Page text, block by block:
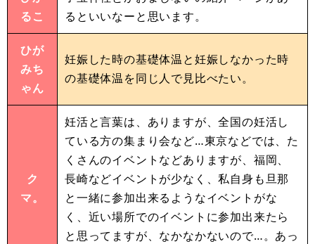
るこ
るといいなーと思います。
ひが
みち
ゃん
妊娠した時の基礎体温と妊娠しなかった時
の基礎体温を同じ人で見比べたい。
ク
マ。
妊活と言葉は、ありますが、全国の妊活し
ている方の集まり会など…東京などでは、た
くさんのイベントなどありますが、福岡、
長崎などイベントが少なく、私自身も旦那
と一緒に参加出来るようなイベントがな
く、近い場所でのイベントに参加出来たら
と思ってますが、なかなかないので…。あっ